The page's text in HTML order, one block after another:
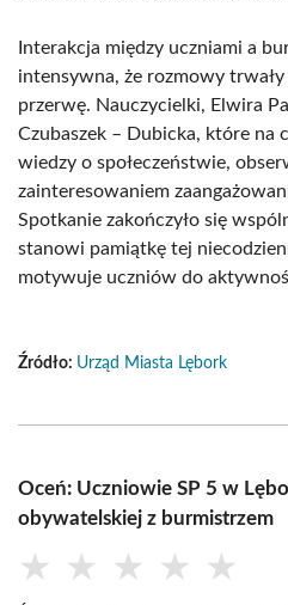
Interakcja między uczniami a
intensywna, że rozmowy
przerwę. Nauczycielki, Elwira
Czubaszek – Dubicka, które na
wiedzy o społeczeństwie,
zainteresowaniem
Spotkanie zakończyło się
stanowi pamiątkę tej
motywuje uczniów do
Źródło: Urząd Miasta Lębork
Oceń: Uczniowie SP 5 w
obywatelskiej z burmistrzem
★ ★ ★ ★ ★